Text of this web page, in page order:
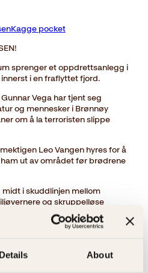
Details About
pocket
sprenger et oppdrettsanlegg i
i en fraflyttet fjord.
Vega har tjent seg
og mennesker i Brønnøy
om å la terroristen slippe
Leo Vangen hyres for å
ut av området før brødrene
i skuddlinjen mellom
og skruppelløse
med råtten samvittighet, en